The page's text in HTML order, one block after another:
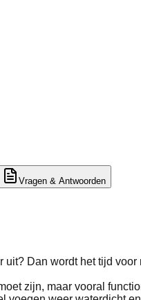
Vragen & Antwoorden
Dan wordt het tijd
zijn, maar vooral